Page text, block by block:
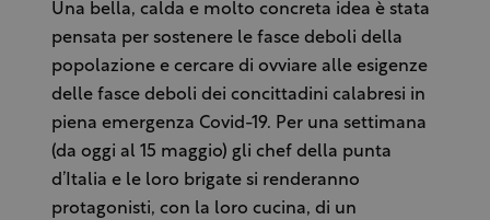
Una bella, calda e molto concreta idea è stata
pensata per sostenere le fasce deboli della
popolazione e cercare di ovviare alle esigenze
delle fasce deboli dei concittadini calabresi in
piena emergenza Covid-19. Per una settimana
(da oggi al 15 maggio) gli chef della punta
d’Italia e le loro brigate si renderanno
protagonisti, con la loro cucina, di un